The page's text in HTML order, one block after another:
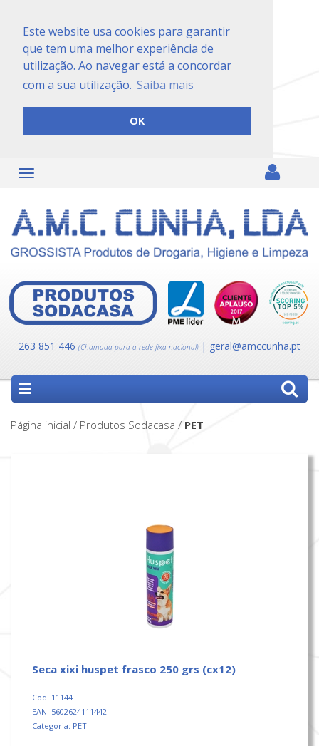
Este website usa cookies para garantir
que tem uma melhor experiência de
utilização. Ao navegar está a concordar
com a sua utilização. Saiba mais
OK
263 851 446 (Chamada para a rede fixa nacional) | geral@amccunha.pt
Página inicial / Produtos Sodacasa / PET
seca xixi huspet frasco 250 grs (cx12)
Cod: 11144
EAN: 5602624111442
Categoria: PET